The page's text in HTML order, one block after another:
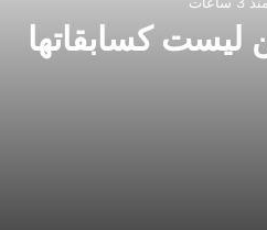
ليست كسابقاتها